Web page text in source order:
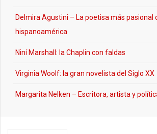
Delmira Agustini – La poetisa más pasional
hispanoamérica
Niní Marshall: la Chaplin con faldas
Virginia Woolf: la gran novelista del Siglo XX
Margarita Nelken – Escritora, artista y